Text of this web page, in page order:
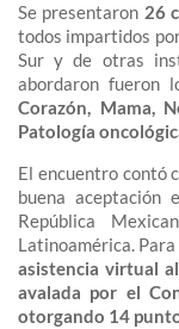
Se presentaron 26
todos impartidos
Sur y de otras
abordaron fueron
Corazón, Mama,
Patología
El encuentro contó
buena aceptación
República
Latinoamérica.
asistencia virtual
avalada por el
otorgando 14